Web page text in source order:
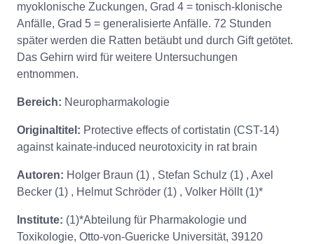
myoklonische Zuckungen, Grad 4 = tonisch-klonische
Anfälle, Grad 5 = generalisierte Anfälle. 72 Stunden
später werden die Ratten betäubt und durch Gift getötet.
Das Gehirn wird für weitere Untersuchungen
entnommen.
Bereich: Neuropharmakologie
Originaltitel: Protective effects of cortistatin (CST-14)
against kainate-induced neurotoxicity in rat brain
Autoren: Holger Braun (1) , Stefan Schulz (1) , Axel
Becker (1) , Helmut Schröder (1) , Volker Höllt (1)*
Institute: (1)*Abteilung für Pharmakologie und
Toxikologie, Otto-von-Guericke Universität, 39120